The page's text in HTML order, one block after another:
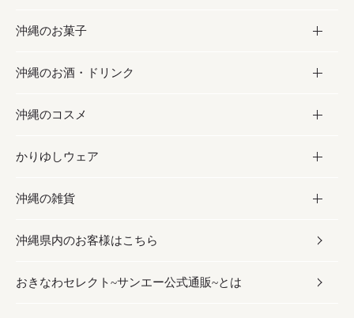
お肉
海産物
缶詰／パウチ
沖縄料理
沖縄そば／乾麺
レトルト食品
乾物／粉類
調味料
砂糖／黒砂糖
塩
お酢／ドレッシング
しょうゆ
みそ
だし／スパイス／島唐辛子
沖縄のお菓子
お菓子
黒糖
ちんすこう
伝統菓子
スナック
おつまみ
沖縄のお酒・ドリンク
お酒・ドリンク
泡盛
ビール・チューハイ
ワイン・ウィスキー・カクテル
ドリンク
沖縄のコスメ
コスメ
スキンケア
ボディケア
ヘアケア
かりゆしウェア
かりゆしウェア
メンズ
レディース
沖縄の雑貨
雑貨
沖縄ファッション
沖縄県内のお客様はこちら
おきなわセレクト~サンエー公式通販~とは